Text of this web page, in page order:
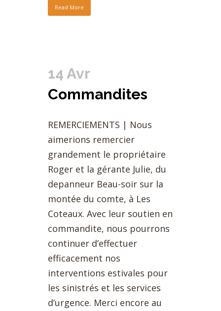
Read More
14 Avr
Commandites
REMERCIEMENTS | Nous
aimerions remercier
grandement le propriétaire
Roger et la gérante Julie, du
depanneur Beau-soir sur la
montée du comte, à Les
Coteaux. Avec leur soutien en
commandite, nous pourrons
continuer d’effectuer
efficacement nos
interventions estivales pour
les sinistrés et les services
d’urgence. Merci encore au